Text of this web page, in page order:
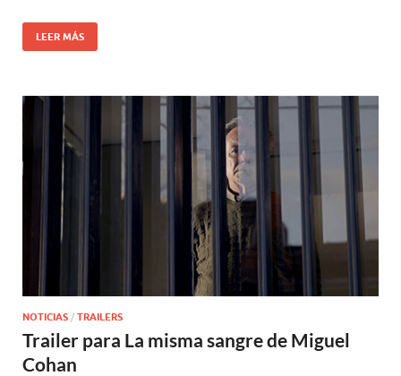
LEER MÁS
NOTICIAS / TRAILERS
Trailer para La misma sangre de Miguel
Cohan